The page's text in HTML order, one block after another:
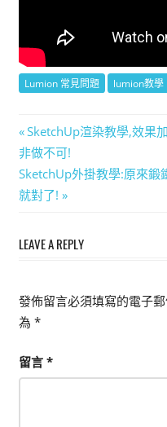
Lumion 常見問題 lumion教學
文
章
導
Previous
Post:
SketchUp渲染教學,效果
非做不可!
Next
Post:
SketchUp外掛教學:原來鍛
就對了!
LEAVE A REPLY
發佈留言必須填寫的電子
為 *
留言 *